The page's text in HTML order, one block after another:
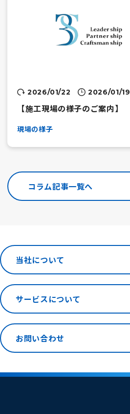
2026/01/22 2026/01/19
【施工現場の様子のご案内】
現場の様子
コラム記事一覧へ
当社について
サービスについて
お問い合わせ